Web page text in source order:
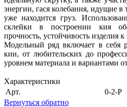
энергии, гася колебания, идущие в
уже находится груз.
склейки в построении кия
прочность, устойчивость изделия
Модельный ряд включает в себя
кии, от любительских до
уровнем материала и вариантами
Характеристики
Арт.
0-2-Р
Вернуться обратно